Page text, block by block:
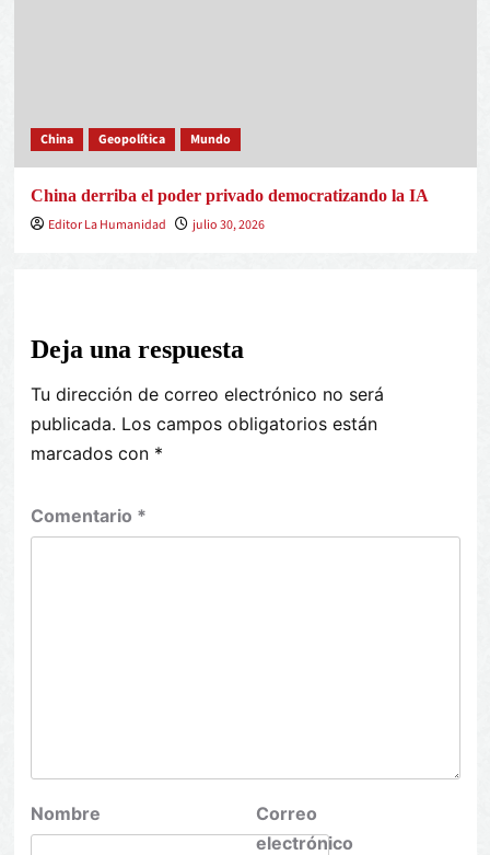
China Geopolítica Mundo
China derriba el poder privado democratizando la IA
Editor La Humanidad
julio 30, 2026
Deja una respuesta
Tu dirección de correo electrónico no será
publicada. Los campos obligatorios están
marcados con *
Comentario *
Nombre
Correo
electrónico